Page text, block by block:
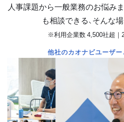
人事課題から一般業務のお悩み
も相談できる、そんな
※利用企業数 4,500社超｜
他社のカオナビユーザー